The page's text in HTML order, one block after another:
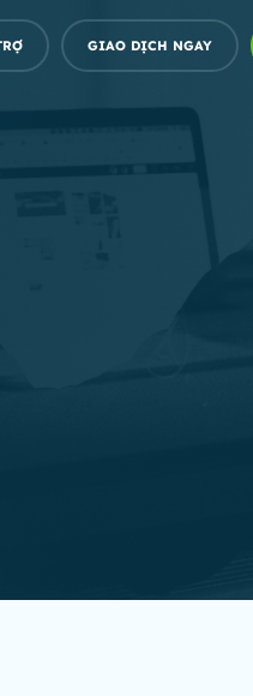
GIAO DỊCH NGAY